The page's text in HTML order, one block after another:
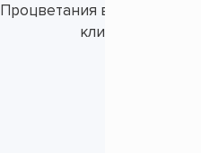
Процветания вам и
клиентов!